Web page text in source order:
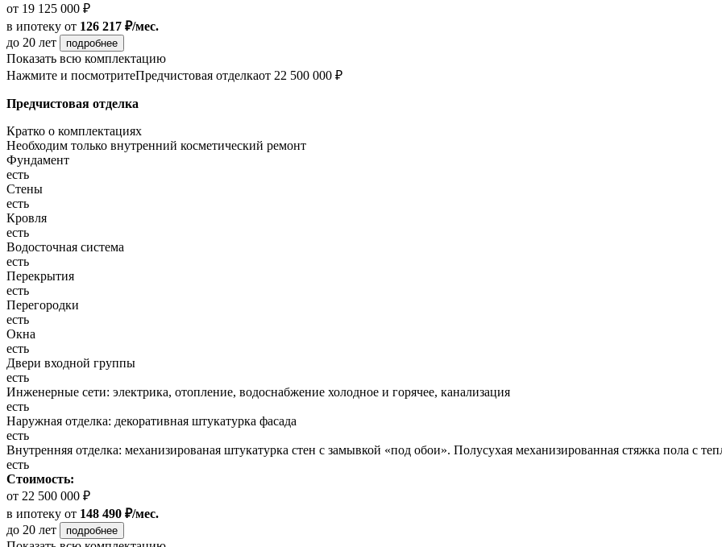
от 19 125 000 ₽
в ипотеку от 126 217 ₽/мес.
до 20 лет
подробнее
Показать всю комплектацию
Нажмите и посмотритеПредчистовая отделкаот 22 500 000 ₽
Предчистовая отделка
Кратко о комплектациях
Необходим только внутренний косметический ремонт
Фундамент
есть
Стены
есть
Кровля
есть
Водосточная система
есть
Перекрытия
есть
Перегородки
есть
Окна
есть
Двери входной группы
есть
Инженерные сети: электрика, отопление, водоснабжение холодное и горячее, канализация
есть
Наружная отделка: декоративная штукатурка фасада
есть
Внутренняя отделка: механизированая штукатурка стен с замывкой «под обои». Полусухая механизированная стяжка пола с
есть
Стоимость:
от 22 500 000 ₽
в ипотеку от 148 490 ₽/мес.
до 20 лет
подробнее